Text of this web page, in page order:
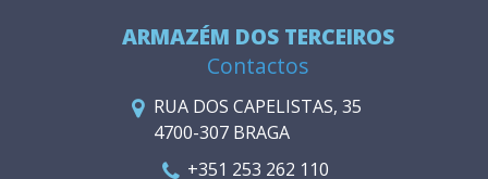
ARMAZÉM DOS TERCEIROS
Contactos
RUA DOS CAPELISTAS, 35
4700-307 BRAGA
+351 253 262 110